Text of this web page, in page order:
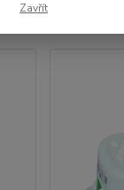
Zavřít